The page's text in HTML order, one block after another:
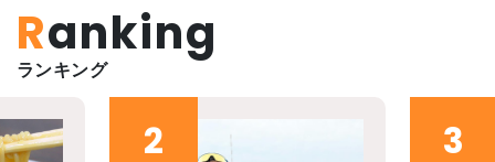
Ranking
ランキング